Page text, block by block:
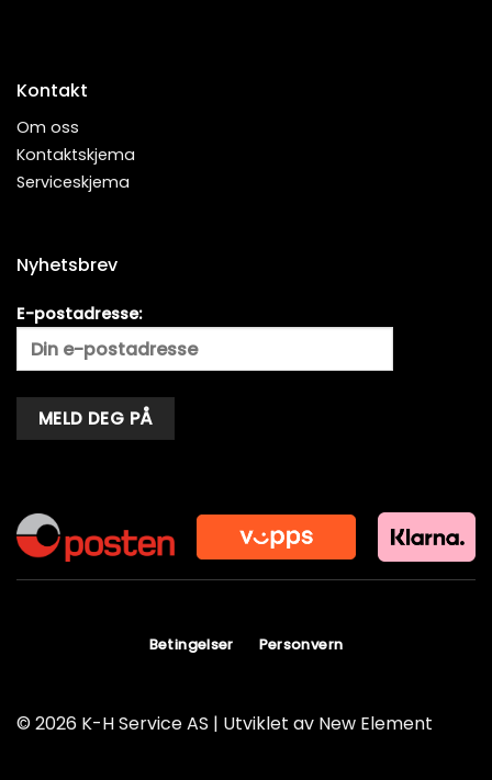
Kontakt
Om oss
Kontaktskjema
Serviceskjema
Nyhetsbrev
E-postadresse:
© 2026 K-H Service AS | Utviklet av New Element
Betingelser Personvern